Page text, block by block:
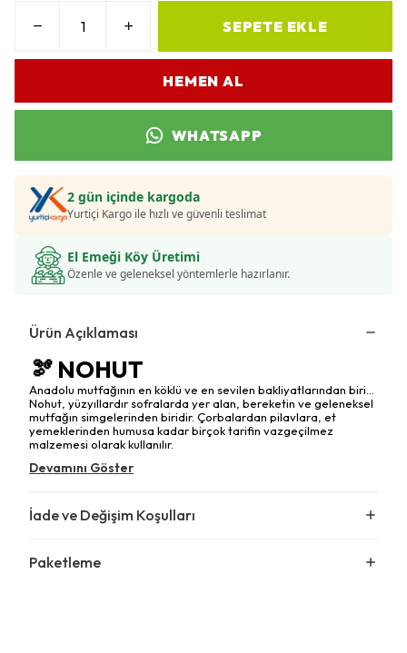
SEPETE EKLE
HEMEN AL
WHATSAPP
2 gün içinde kargoda
Yurtiçi Kargo ile hızlı ve güvenli teslimat
El Emeği Köy Üretimi
Özenle ve geleneksel yöntemlerle hazırlanır.
Ürün Açıklaması
🫘 NOHUT
Anadolu mutfağının en köklü ve en sevilen bakliyatlarından biri...
Nohut, yüzyıllardır sofralarda yer alan, bereketin ve geleneksel
mutfağın simgelerinden biridir. Çorbalardan pilavlara, et
yemeklerinden humusa kadar birçok tarifin vazgeçilmez
malzemesi olarak kullanılır.
Devamını Göster
İade ve Değişim Koşulları
Paketleme